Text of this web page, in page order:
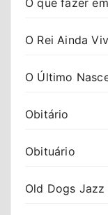
O que fazer
O Rei Ainda
O Último
Obitário
Obituário
Old Dogs Jazz